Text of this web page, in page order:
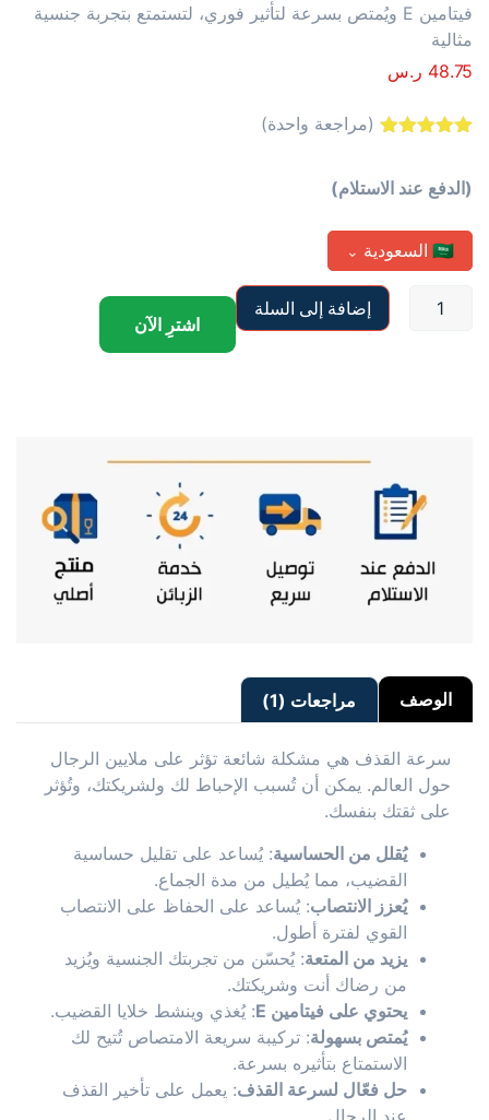
فيتامين E ويُمتص بسرعة لتأثير فوري، لتستمتع بتجربة جنسية
مثالية
48.75 ر.س
بناءً على
تقييم عميل
(مراجعة واحدة)
(الدفع عند الاستلام)
🇸🇦 السعودية ⌄
إضافة إلى السلة
اشترِ الآن
الوصف مراجعات (1)
سرعة القذف هي مشكلة شائعة تؤثر على ملايين الرجال
حول العالم. يمكن أن تُسبب الإحباط لك ولشريكتك، وتُؤثر
على ثقتك بنفسك.
يُقلل من الحساسية: يُساعد على تقليل حساسية
القضيب، مما يُطيل من مدة الجماع.
يُعزز الانتصاب: يُساعد على الحفاظ على الانتصاب
القوي لفترة أطول.
يزيد من المتعة: يُحسّن من تجربتك الجنسية ويُزيد
من رضاك أنت وشريكتك.
يحتوي على فيتامين E
: يُغذي وينشط خلايا القضيب.
يُمتص بسهولة: تركيبة سريعة الامتصاص تُتيح لك
الاستمتاع بتأثيره بسرعة.
حل فعّال لسرعة القذف: يعمل على تأخير القذف
عند الرجال.